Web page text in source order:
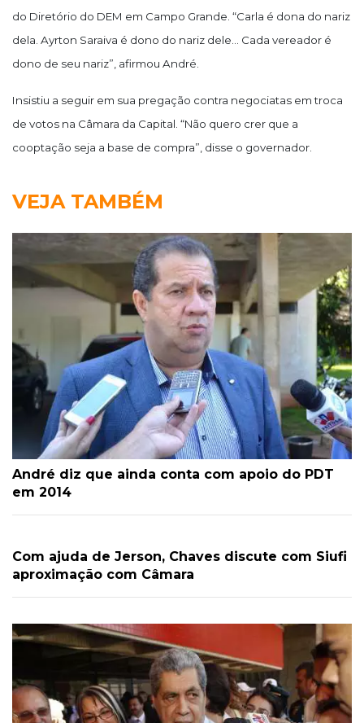
do Diretório do DEM em Campo Grande. “Carla é dona do nariz
dela. Ayrton Saraiva é dono do nariz dele... Cada vereador é
dono de seu nariz”, afirmou André.
Insistiu a seguir em sua pregação contra negociatas em troca
de votos na Câmara da Capital. “Não quero crer que a
cooptação seja a base de compra”, disse o governador.
VEJA TAMBÉM
André diz que ainda conta com apoio do PDT
em 2014
Com ajuda de Jerson, Chaves discute com Siufi
aproximação com Câmara